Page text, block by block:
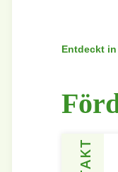
Entdeckt in